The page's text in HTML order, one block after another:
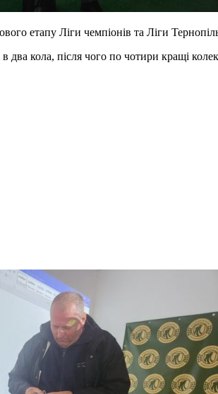
етапу Ліги чемпіонів та Ліги
два кола, після чого по чотири кращі